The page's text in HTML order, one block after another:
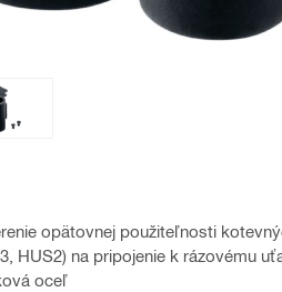
opätovnej použiteľnosti
HUS2) na pripojenie k rázovému
oceľ